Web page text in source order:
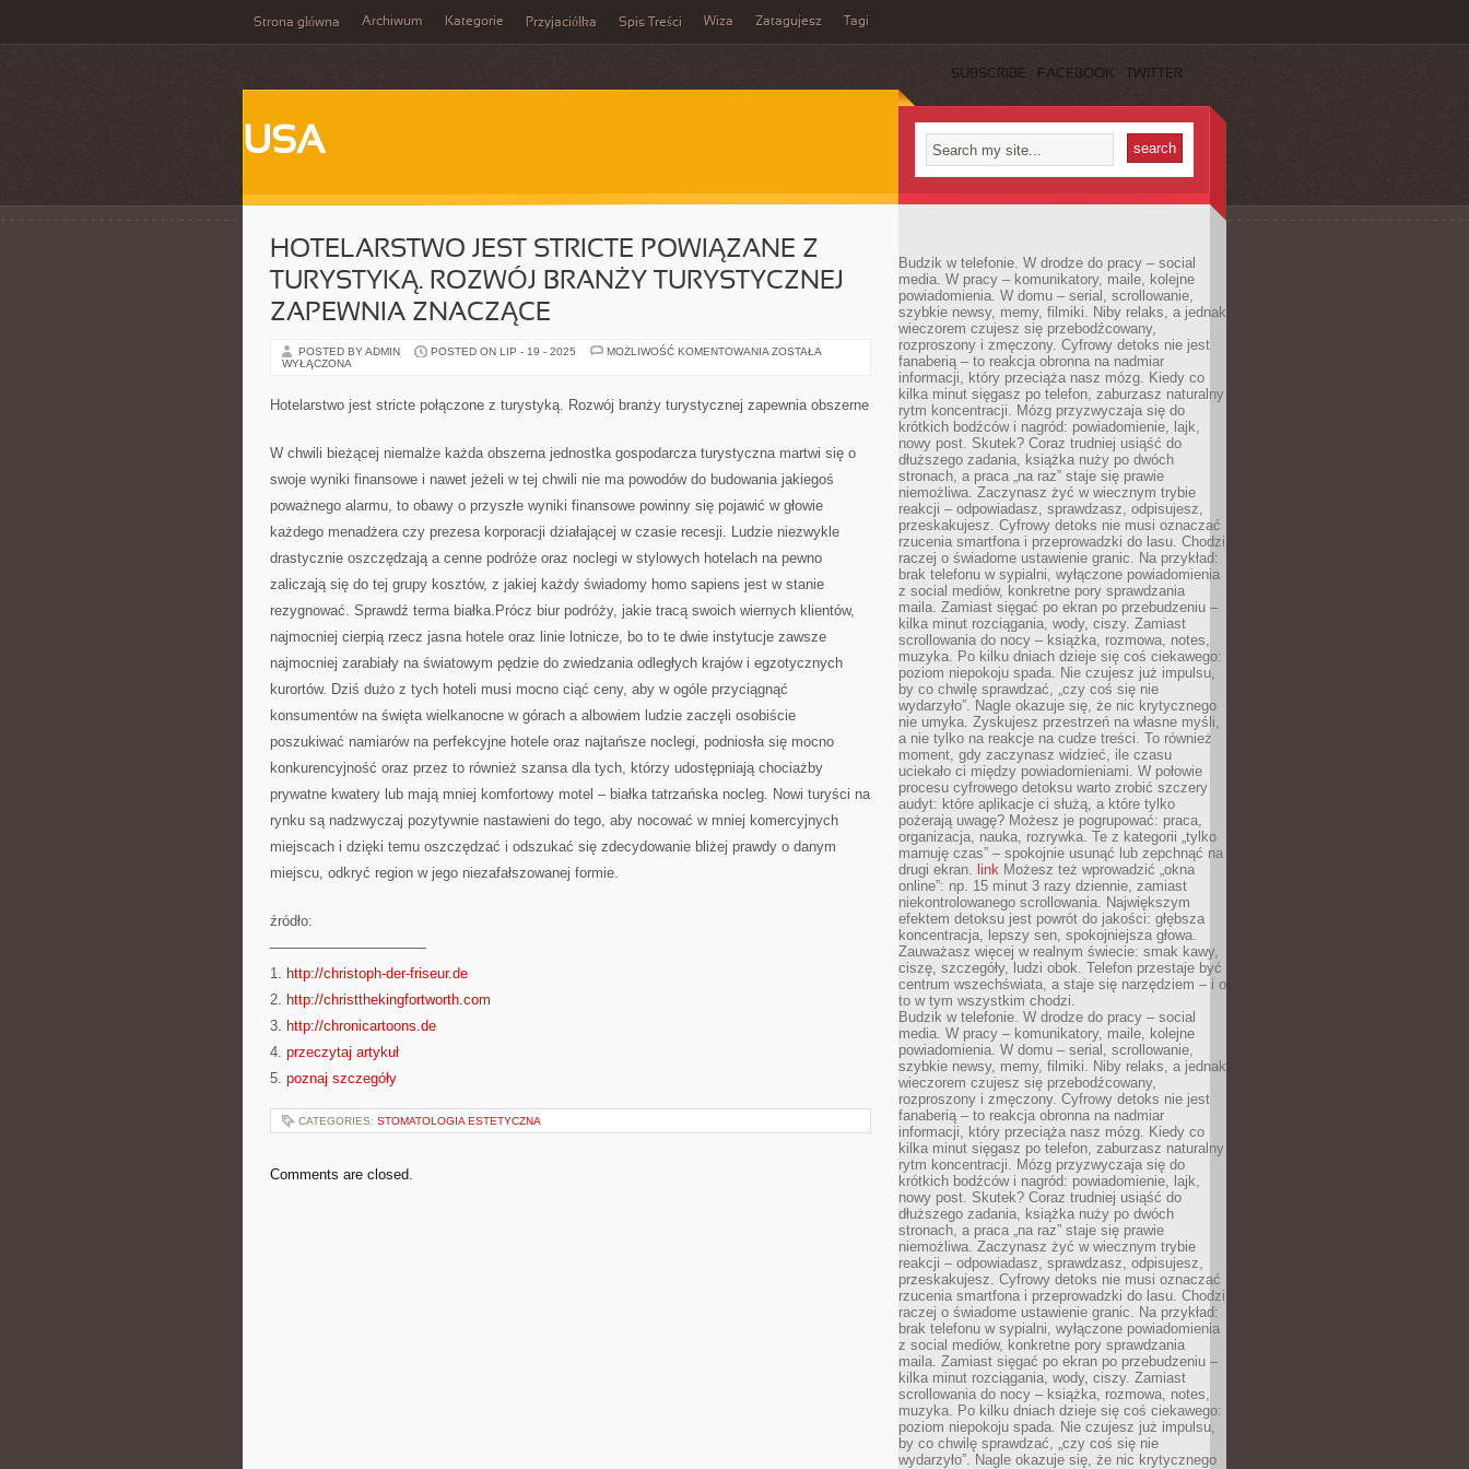
Strona główna Archiwum Kategorie Przyjaciółka Spis Treści Wiza Zatagujesz Tagi
SUBSCRIBE FACEBOOK TWITTER
USA
HOTELARSTWO JEST STRICTE POWIĄZANE Z
TURYSTYKĄ. ROZWÓJ BRANŻY TURYSTYCZNEJ
ZAPEWNIA ZNACZĄCE
POSTED BY ADMIN POSTED ON LIP - 19 - 2025 MOŻLIWOŚĆ KOMENTOWANIA HOTELARSTWO
TURYSTYKĄ.
TURYSTYCZNEJ
ZAPEWNIA
ZOSTAŁA
WYŁĄCZONA
Hotelarstwo jest stricte połączone z turystyką. Rozwój branży turystycznej zapewnia obszerne
W chwili bieżącej niemalże każda obszerna jednostka gospodarcza turystyczna martwi się o
swoje wyniki finansowe i nawet jeżeli w tej chwili nie ma powodów do budowania jakiegoś
poważnego alarmu, to obawy o przyszłe wyniki finansowe powinny się pojawić w głowie
każdego menadżera czy prezesa korporacji działającej w czasie recesji. Ludzie niezwykle
drastycznie oszczędzają a cenne podróże oraz noclegi w stylowych hotelach na pewno
zaliczają się do tej grupy kosztów, z jakiej każdy świadomy homo sapiens jest w stanie
rezygnować. Sprawdź terma białka.Prócz biur podróży, jakie tracą swoich wiernych klientów,
najmocniej cierpią rzecz jasna hotele oraz linie lotnicze, bo to te dwie instytucje zawsze
najmocniej zarabiały na światowym pędzie do zwiedzania odległych krajów i egzotycznych
kurortów. Dziś dużo z tych hoteli musi mocno ciąć ceny, aby w ogóle przyciągnąć
konsumentów na święta wielkanocne w górach a albowiem ludzie zaczęli osobiście
poszukiwać namiarów na perfekcyjne hotele oraz najtańsze noclegi, podniosła się mocno
konkurencyjność oraz przez to również szansa dla tych, którzy udostępniają chociażby
prywatne kwatery lub mają mniej komfortowy motel – białka tatrzańska nocleg. Nowi turyści na
rynku są nadzwyczaj pozytywnie nastawieni do tego, aby nocować w mniej komercyjnych
miejscach i dzięki temu oszczędzać i odszukać się zdecydowanie bliżej prawdy o danym
miejscu, odkryć region w jego niezafałszowanej formie.
źródło:
———————————
1. http://christoph-der-friseur.de
2. http://christthekingfortworth.com
3. http://chronicartoons.de
4. przeczytaj artykuł
5. poznaj szczegóły
CATEGORIES: STOMATOLOGIA ESTETYCZNA
Comments are closed.
Budzik w telefonie. W drodze do pracy – social
media. W pracy – komunikatory, maile, kolejne
powiadomienia. W domu – serial, scrollowanie,
szybkie newsy, memy, filmiki. Niby relaks, a jednak
wieczorem czujesz się przebodźcowany,
rozproszony i zmęczony. Cyfrowy detoks nie jest
fanaberią – to reakcja obronna na nadmiar
informacji, który przeciąża nasz mózg. Kiedy co
kilka minut sięgasz po telefon, zaburzasz naturalny
rytm koncentracji. Mózg przyzwyczaja się do
krótkich bodźców i nagród: powiadomienie, lajk,
nowy post. Skutek? Coraz trudniej usiąść do
dłuższego zadania, książka nuży po dwóch
stronach, a praca „na raz” staje się prawie
niemożliwa. Zaczynasz żyć w wiecznym trybie
reakcji – odpowiadasz, sprawdzasz, odpisujesz,
przeskakujesz. Cyfrowy detoks nie musi oznaczać
rzucenia smartfona i przeprowadzki do lasu. Chodzi
raczej o świadome ustawienie granic. Na przykład:
brak telefonu w sypialni, wyłączone powiadomienia
z social mediów, konkretne pory sprawdzania
maila. Zamiast sięgać po ekran po przebudzeniu –
kilka minut rozciągania, wody, ciszy. Zamiast
scrollowania do nocy – książka, rozmowa, notes,
muzyka. Po kilku dniach dzieje się coś ciekawego:
poziom niepokoju spada. Nie czujesz już impulsu,
by co chwilę sprawdzać, „czy coś się nie
wydarzyło”. Nagle okazuje się, że nic krytycznego
nie umyka. Zyskujesz przestrzeń na własne myśli,
a nie tylko na reakcje na cudze treści. To również
moment, gdy zaczynasz widzieć, ile czasu
uciekało ci między powiadomieniami. W połowie
procesu cyfrowego detoksu warto zrobić szczery
audyt: które aplikacje ci służą, a które tylko
pożerają uwagę? Możesz je pogrupować: praca,
organizacja, nauka, rozrywka. Te z kategorii „tylko
marnuję czas” – spokojnie usunąć lub zepchnąć na
drugi ekran. link Możesz też wprowadzić „okna
online”: np. 15 minut 3 razy dziennie, zamiast
niekontrolowanego scrollowania. Największym
efektem detoksu jest powrót do jakości: głębsza
koncentracja, lepszy sen, spokojniejsza głowa.
Zauważasz więcej w realnym świecie: smak kawy,
ciszę, szczegóły, ludzi obok. Telefon przestaje być
centrum wszechświata, a staje się narzędziem – i o
to w tym wszystkim chodzi.
Budzik w telefonie. W drodze do pracy – social
media. W pracy – komunikatory, maile, kolejne
powiadomienia. W domu – serial, scrollowanie,
szybkie newsy, memy, filmiki. Niby relaks, a jednak
wieczorem czujesz się przebodźcowany,
rozproszony i zmęczony. Cyfrowy detoks nie jest
fanaberią – to reakcja obronna na nadmiar
informacji, który przeciąża nasz mózg. Kiedy co
kilka minut sięgasz po telefon, zaburzasz naturalny
rytm koncentracji. Mózg przyzwyczaja się do
krótkich bodźców i nagród: powiadomienie, lajk,
nowy post. Skutek? Coraz trudniej usiąść do
dłuższego zadania, książka nuży po dwóch
stronach, a praca „na raz” staje się prawie
niemożliwa. Zaczynasz żyć w wiecznym trybie
reakcji – odpowiadasz, sprawdzasz, odpisujesz,
przeskakujesz. Cyfrowy detoks nie musi oznaczać
rzucenia smartfona i przeprowadzki do lasu. Chodzi
raczej o świadome ustawienie granic. Na przykład:
brak telefonu w sypialni, wyłączone powiadomienia
z social mediów, konkretne pory sprawdzania
maila. Zamiast sięgać po ekran po przebudzeniu –
kilka minut rozciągania, wody, ciszy. Zamiast
scrollowania do nocy – książka, rozmowa, notes,
muzyka. Po kilku dniach dzieje się coś ciekawego:
poziom niepokoju spada. Nie czujesz już impulsu,
by co chwilę sprawdzać, „czy coś się nie
wydarzyło”. Nagle okazuje się, że nic krytycznego